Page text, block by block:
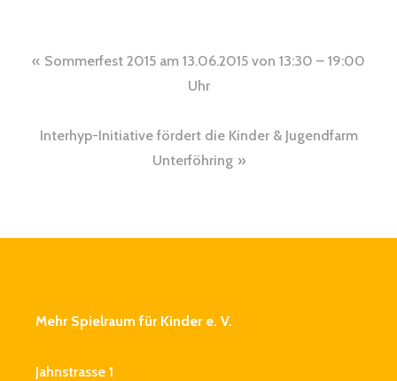
Beitragsnavigation
Sommerfest 2015 am 13.06.2015 von 13:30 – 19:00
Uhr
Interhyp-Initiative fördert die Kinder & Jugendfarm
Unterföhring
Mehr Spielraum für Kinder e. V.
Jahnstrasse 1